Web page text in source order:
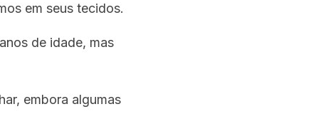
em seus tecidos.
de idade, mas
embora algumas